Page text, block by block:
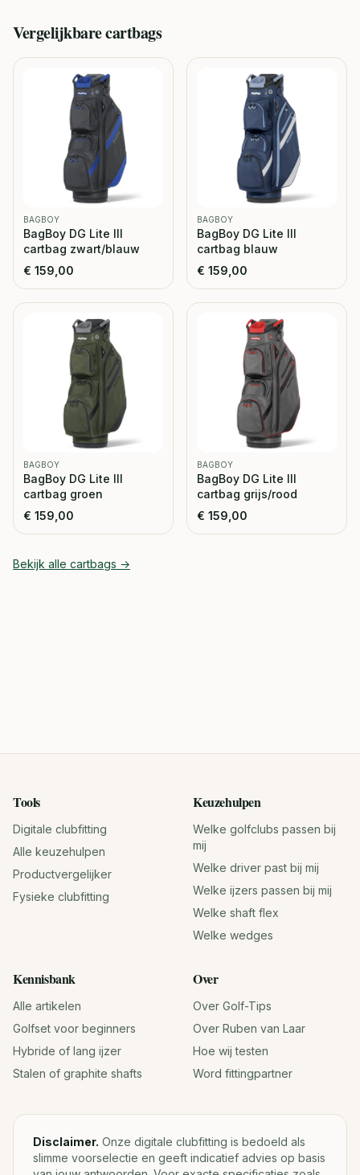
Vergelijkbarecartbags
BAGBOY
BagBoy DG Lite III
cartbag zwart/blauw
€ 159,00
BAGBOY
BagBoy DG Lite III
cartbag blauw
€ 159,00
BAGBOY
BagBoy DG Lite III
cartbag groen
€ 159,00
BAGBOY
BagBoy DG Lite III
cartbag grijs/rood
€ 159,00
Bekijk alle cartbags →
Tools
Digitale clubfitting
Alle keuzehulpen
Productvergelijker
Fysieke clubfitting
Keuzehulpen
Welke golfclubs passen bij
mij
Welke driver past bij mij
Welke ijzers passen bij mij
Welke shaft flex
Welke wedges
Kennisbank
Alle artikelen
Golfset voor beginners
Hybride of lang ijzer
Stalen of graphite shafts
Over
Over Golf-Tips
Over Ruben van Laar
Hoe wij testen
Word fittingpartner
Disclaimer. Onze digitale clubfitting is bedoeld als
slimme voorselectie en geeft indicatief advies op basis